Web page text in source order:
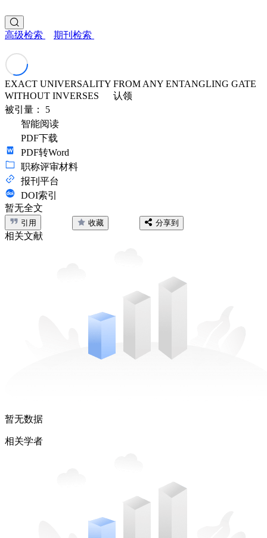
高级检索 期刊检索
EXACT UNIVERSALITY FROM ANY ENTANGLING GATE
WITHOUT INVERSES
认领
被引量： 5
智能阅读
PDF下载
PDF转Word
职称评审材料
报刊平台
DOI索引
暂无全文
引用 收藏 分享到
相关文献
暂无数据
相关学者